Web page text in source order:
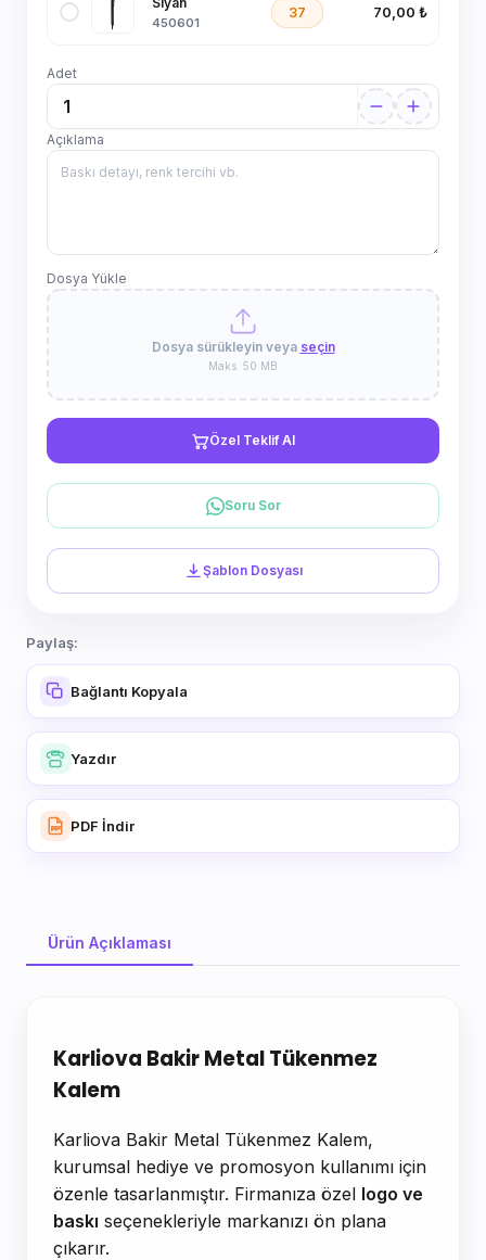
450601
37 70,00 ₺
Adet
Açıklama
Dosya Yükle
Dosya sürükleyin veya seçin
Maks. 50 MB
Özel Teklif Al
Soru Sor
Şablon Dosyası
Paylaş:
Bağlantı Kopyala
Yazdır
PDF İndir
Ürün Açıklaması
Karliova Bakir Metal Tükenmez
Kalem
Karliova Bakir Metal Tükenmez Kalem,
kurumsal hediye ve promosyon kullanımı için
özenle tasarlanmıştır. Firmanıza özel logo ve
baskı seçenekleriyle markanızı ön plana
çıkarır.